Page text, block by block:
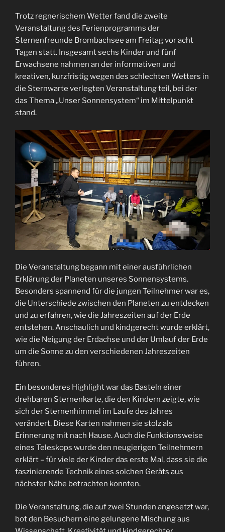
Trotz regnerischem Wetter fand die zweite
Veranstaltung des Ferienprogramms der
Sternenfreunde Brombachsee am Freitag vor acht
Tagen statt. Insgesamt sechs Kinder und fünf
Erwachsene nahmen an der informativen und
kreativen, kurzfristig wegen des schlechten Wetters in
die Sternwarte verlegten Veranstaltung teil, bei der
das Thema „Unser Sonnensystem“ im Mittelpunkt
stand.
Die Veranstaltung begann mit einer ausführlichen
Erklärung der Planeten unseres Sonnensystems.
Besonders spannend für die jungen Teilnehmer war es,
die Unterschiede zwischen den Planeten zu entdecken
und zu erfahren, wie die Jahreszeiten auf der Erde
entstehen. Anschaulich und kindgerecht wurde erklärt,
wie die Neigung der Erdachse und der Umlauf der Erde
um die Sonne zu den verschiedenen Jahreszeiten
führen.
Ein besonderes Highlight war das Basteln einer
drehbaren Sternenkarte, die den Kindern zeigte, wie
sich der Sternenhimmel im Laufe des Jahres
verändert. Diese Karten nahmen sie stolz als
Erinnerung mit nach Hause. Auch die Funktionsweise
eines Teleskops wurde den neugierigen Teilnehmern
erklärt – für viele der Kinder das erste Mal, dass sie die
faszinierende Technik eines solchen Geräts aus
nächster Nähe betrachten konnten.
Die Veranstaltung, die auf zwei Stunden angesetzt war,
bot den Besuchern eine gelungene Mischung aus